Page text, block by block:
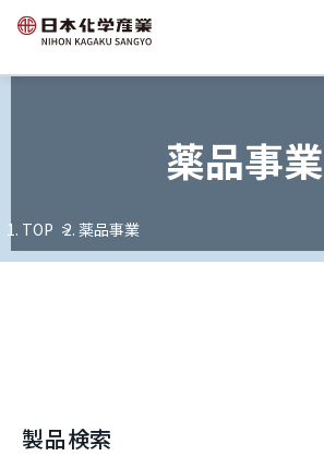
薬品事業
TOP 薬品事業
製品検索